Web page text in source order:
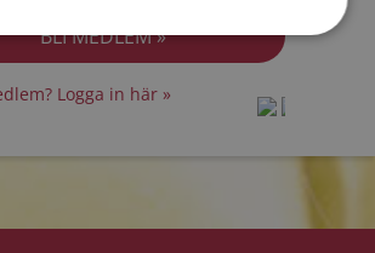
Logga in här »